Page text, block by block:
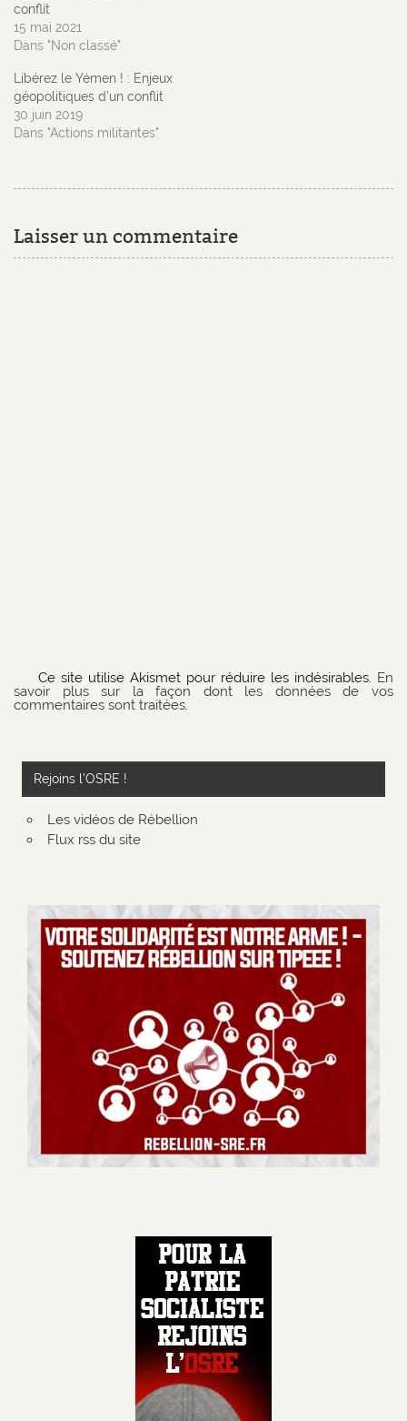
conflit
15 mai 2021
Dans "Non classé"
Libérez le Yémen ! : Enjeux
géopolitiques d’un conflit
30 juin 2019
Dans "Actions militantes"
Laisser un commentaire
Ce site utilise Akismet pour réduire les indésirables. En
savoir plus sur la façon dont les données de vos
commentaires sont traitées.
Rejoins l’OSRE !
Les vidéos de Rébellion
Flux rss du site